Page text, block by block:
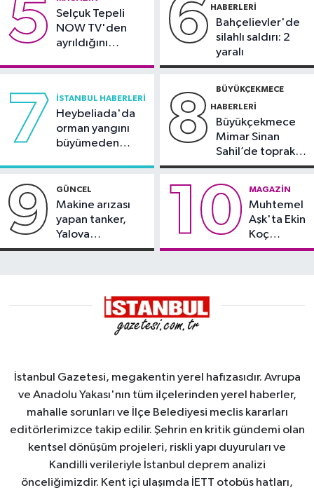
sonuçları belli oldu
5
Selçuk Tepeli
NOW TV'den
ayrıldığını
6 HABERLERI
Bahçelievler'de
silahlı saldırı: 2
yaralı
7 İSTANBUL HABERLERI
Heybeliada'da
orman yangını
büyümeden
8 BÜYÜKÇEKMECE
HABERLERI
Büyükçekmece
Mimar Sinan
Sahil’de toprak
kayması
9 GÜNCEL
Makine arızası
yapan tanker,
Yalova
Demirleme
10 MAGAZIN
Muhtemel
Aşk'ta Ekin
Koç
damgası
İstanbul Gazetesi, megakentin yerel hafızasıdır. Avrupa
ve Anadolu Yakası'nın tüm ilçelerinden yerel haberler,
mahalle sorunları ve İlçe Belediyesi meclis kararları
editörlerimizce takip edilir. Şehrin en kritik gündemi olan
kentsel dönüşüm projeleri, riskli yapı duyuruları ve
Kandilli verileriyle İstanbul deprem analizi
önceliğimizdir. Kent içi ulaşımda İETT otobüs hatları,